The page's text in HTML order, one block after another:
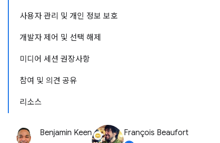
사용자 관리 및 개인 정보 보호
개발자 제어 및 선택 해제
미디어 세션 권장사항
참여 및 의견 공유
리소스
Benjamin Keen François Beaufort